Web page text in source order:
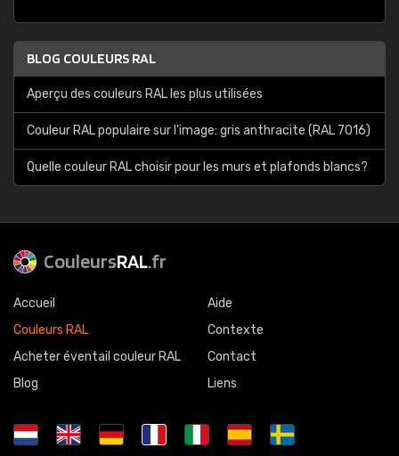
BLOG COULEURS RAL
Aperçu des couleurs RAL les plus utilisées
Couleur RAL populaire sur l'image: gris anthracite (RAL 7016)
Quelle couleur RAL choisir pour les murs et plafonds blancs?
CouleursRAL.fr
Accueil
Couleurs RAL
Acheter éventail couleur RAL
Blog
Aide
Contexte
Contact
Liens